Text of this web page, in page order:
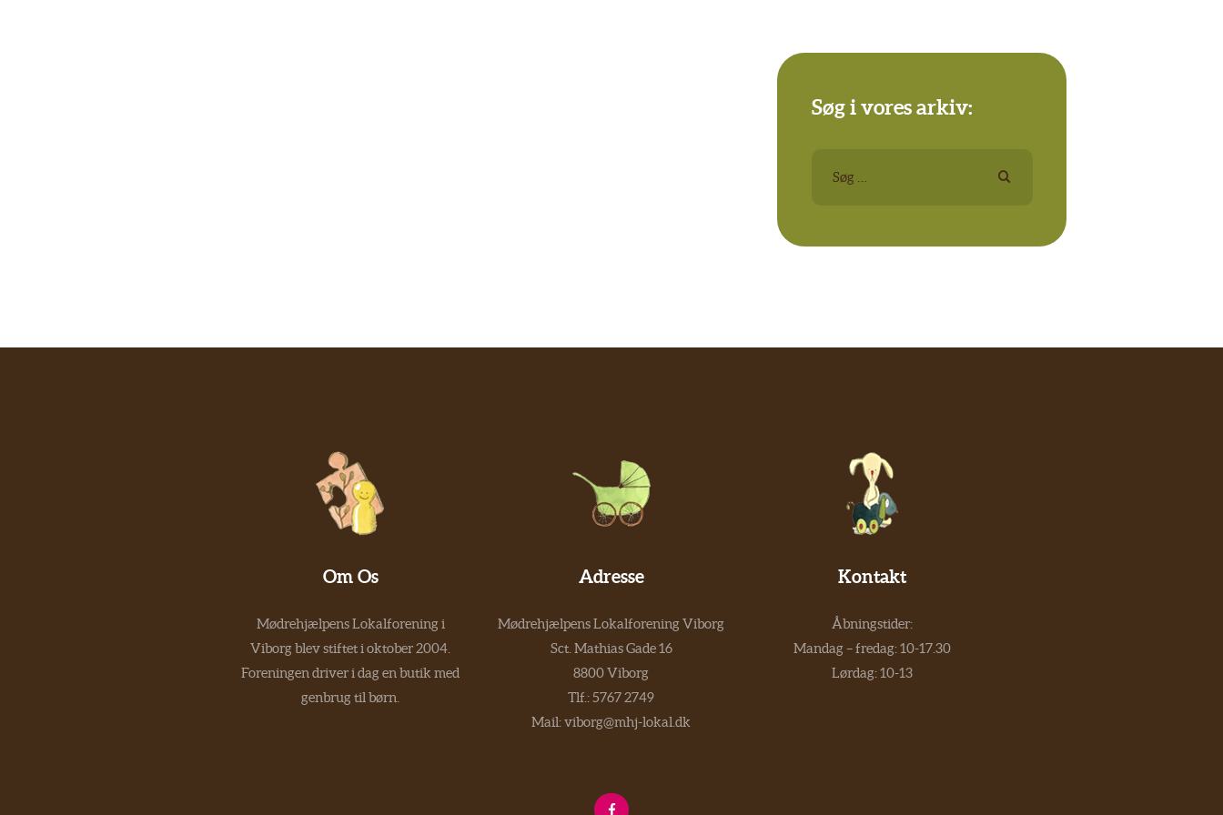
Søg i vores arkiv:
efter:
Om Os
Mødrehjælpens Lokalforening i
Viborg blev stiftet i oktober 2004.
Foreningen driver i dag en butik med
genbrug til børn.
Adresse
Mødrehjælpens Lokalforening Viborg
Sct. Mathias Gade 16
8800 Viborg
Tlf.:5767 2749
Mail:viborg@mhj-lokal.dk
Kontakt
Åbningstider:
Mandag – fredag: 10-17.30
Lørdag: 10-13